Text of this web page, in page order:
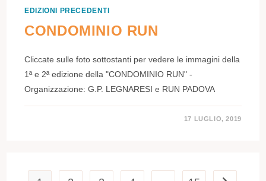
EDIZIONI PRECEDENTI
CONDOMINIO RUN
Cliccate sulle foto sottostanti per vedere le immagini della
1ª e 2ª edizione della "CONDOMINIO RUN" -
Organizzazione: G.P. LEGNARESI e RUN PADOVA
17 LUGLIO, 2019